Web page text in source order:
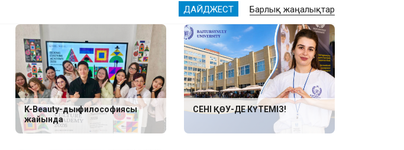
ДАЙДЖЕСТ Барлық жаңалықтар
K-Beauty-дың философиясы
жайында
СЕНІ ҚӨУ-ДЕ КҮТЕМІЗ!